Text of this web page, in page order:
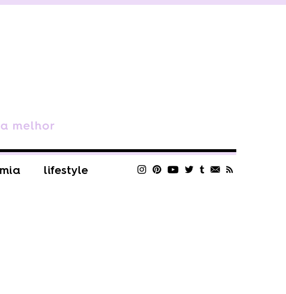
lifestyle